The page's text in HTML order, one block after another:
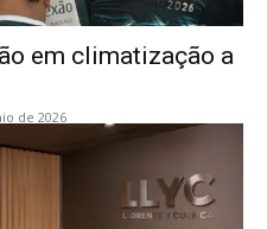
em climatização a
de 2026